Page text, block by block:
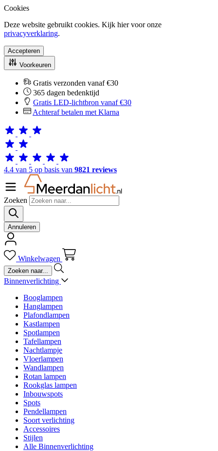
Cookies
Deze website gebruikt cookies. Kijk hier voor onze
privacyverklaring.
Accepteren
Voorkeuren
Gratis verzonden vanaf €30
365 dagen bedenktijd
Gratis LED-lichtbron vanaf €30
Achteraf betalen met Klarna
4.4 van 5 op basis van 9821 reviews
Zoeken
Annuleren
Winkelwagen
Binnenverlichting
Booglampen
Hanglampen
Plafondlampen
Kastlampen
Spotlampen
Tafellampen
Nachtlampje
Vloerlampen
Wandlampen
Rotan lampen
Rookglas lampen
Inbouwspots
Spots
Pendellampen
Soort verlichting
Accessoires
Stijlen
Alle Binnenverlichting